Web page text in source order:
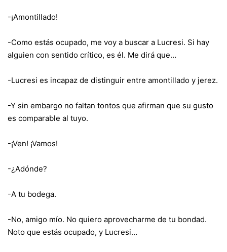
-¡Amontillado!
-Como estás ocupado, me voy a buscar a Lucresi. Si hay
alguien con sentido crítico, es él. Me dirá que…
-Lucresi es incapaz de distinguir entre amontillado y jerez.
-Y sin embargo no faltan tontos que afirman que su gusto
es comparable al tuyo.
-¡Ven! ¡Vamos!
-¿Adónde?
-A tu bodega.
-No, amigo mío. No quiero aprovecharme de tu bondad.
Noto que estás ocupado, y Lucresi…